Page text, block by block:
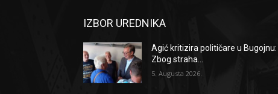
IZBOR UREDNIKA
Agić kritizira političare u Bugojnu:
Zbog straha...
5. Augusta 2026.